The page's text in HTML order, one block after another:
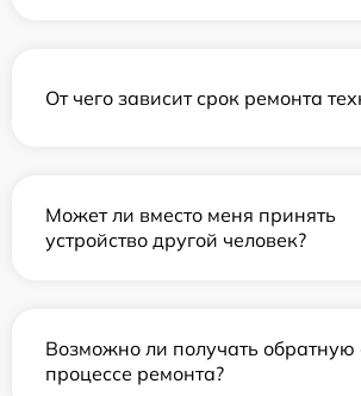
От чего зависит срок ремонта
Может ли вместо меня принять
устройство другой человек?
Возможно ли получать обратную
процессе ремонта?